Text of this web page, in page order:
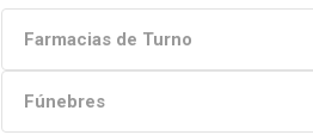
Farmacias de Turno
Fúnebres